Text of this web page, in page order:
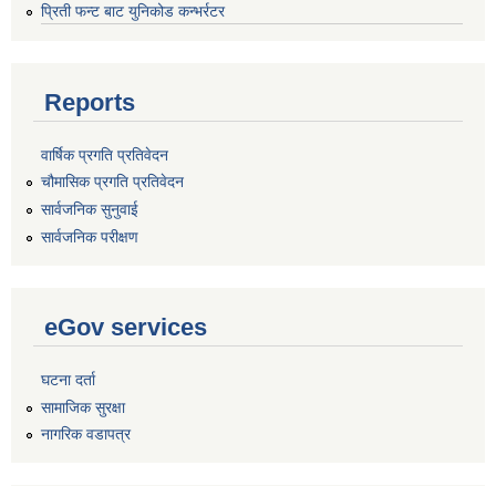
प्रिती फन्ट बाट युनिकोड कन्भर्रटर
Reports
वार्षिक प्रगति प्रतिवेदन
चौमासिक प्रगति प्रतिवेदन
सार्वजनिक सुनुवाई
सार्वजनिक परीक्षण
eGov services
घटना दर्ता
सामाजिक सुरक्षा
नागरिक वडापत्र